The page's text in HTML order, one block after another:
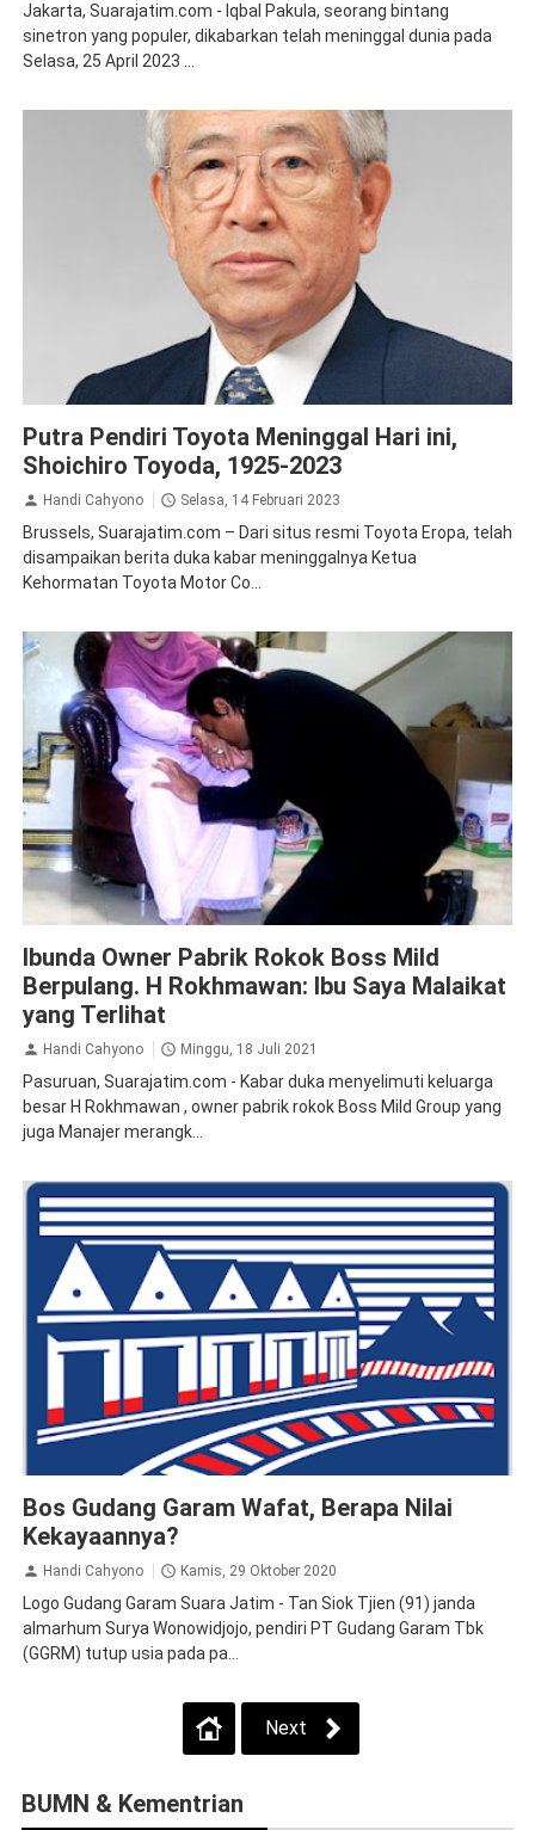
Jakarta, Suarajatim.com - Iqbal Pakula, seorang bintang
sinetron yang populer, dikabarkan telah meninggal dunia pada
Selasa, 25 April 2023 ...
Putra Pendiri Toyota Meninggal Hari ini,
Shoichiro Toyoda, 1925-2023
Handi Cahyono Selasa, 14 Februari 2023
Brussels, Suarajatim.com – Dari situs resmi Toyota Eropa, telah
disampaikan berita duka kabar meninggalnya Ketua
Kehormatan Toyota Motor Co...
Ibunda Owner Pabrik Rokok Boss Mild
Berpulang. H Rokhmawan: Ibu Saya Malaikat
yang Terlihat
Handi Cahyono Minggu, 18 Juli 2021
Pasuruan, Suarajatim.com - Kabar duka menyelimuti keluarga
besar H Rokhmawan , owner pabrik rokok Boss Mild Group yang
juga Manajer merangk...
Bos Gudang Garam Wafat, Berapa Nilai
Kekayaannya?
Handi Cahyono Kamis, 29 Oktober 2020
Logo Gudang Garam Suara Jatim - Tan Siok Tjien (91) janda
almarhum Surya Wonowidjojo, pendiri PT Gudang Garam Tbk
(GGRM) tutup usia pada pa...
Next
BUMN & Kementrian